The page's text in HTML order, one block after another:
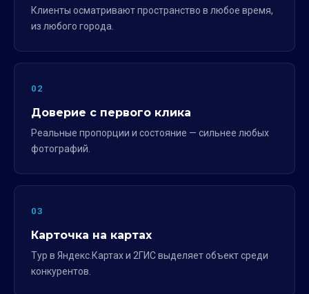
Клиенты осматривают пространство в любое время,
из любого города.
02
Доверие с первого клика
Реальные пропорции и состояние — сильнее любых
фотографий.
03
Карточка на картах
Тур в Яндекс.Картах и 2ГИС выделяет объект среди
конкурентов.